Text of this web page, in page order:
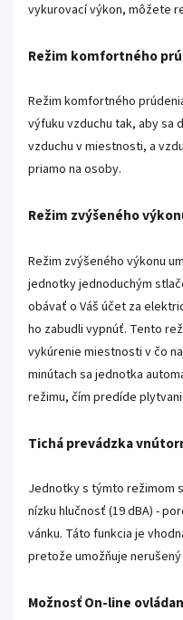
vykurovací výkon, môžete
Režim komfortného
Režim komfortného
výfuku vzduchu tak, aby sa
vzduchu v miestnosti, a
priamo na osoby.
Režim zvýšeného
Režim zvýšeného výkonu
jednotky jednoduchým
obávať o Váš účet za
ho zabudli vypnúť. Tento
vykúrenie miestnosti v čo
minútach sa jednotka
režimu, čím predíde
Tichá prevádzka
Jednotky s týmto režimom
nízku hlučnosť (19 dBA) -
vánku. Táto funkcia je
pretože umožňuje
Možnosť On-line